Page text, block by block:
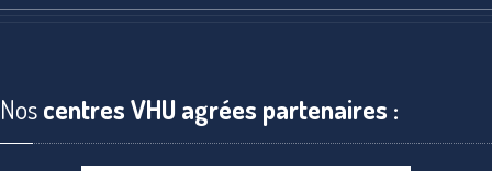
Noscentres VHU agrées partenaires :